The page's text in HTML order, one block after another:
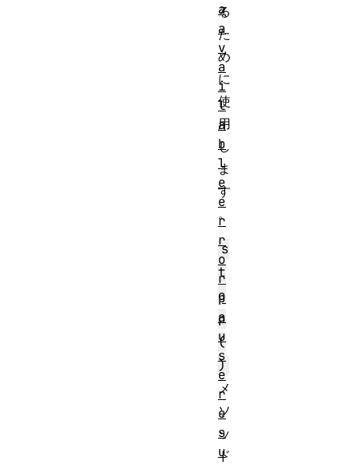
る
た
め
に
使
用
し
ま
す
。
s
t
o
p
(
)
メ
ソ
ッ
ド
a
a
v
a
i
l
a
b
l
e
e
r
r
o
r
p
a
u
s
e
r
e
s
u